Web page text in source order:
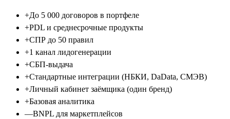
+До 5 000 договоров в портфеле
+PDL и среднесрочные продукты
+СПР до 50 правил
+1 канал лидогенерации
+СБП-выдача
+Стандартные интеграции (НБКИ, DaData, СМЭВ)
+Личный кабинет заёмщика (один бренд)
+Базовая аналитика
—BNPL для маркетплейсов